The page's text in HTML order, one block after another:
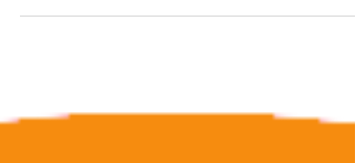
d'Anaïs !...